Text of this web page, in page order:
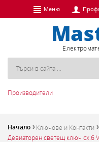
Меню
Производители
Начало Ключове и Контакти
Девиаторен светещ ключ сх.6